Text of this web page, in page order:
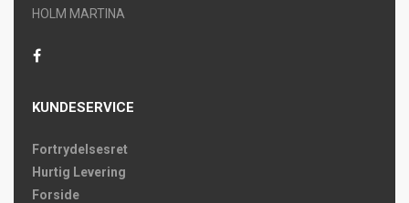
HOLM MARTINA
KUNDESERVICE
Fortrydelsesret
Hurtig Levering
Forside